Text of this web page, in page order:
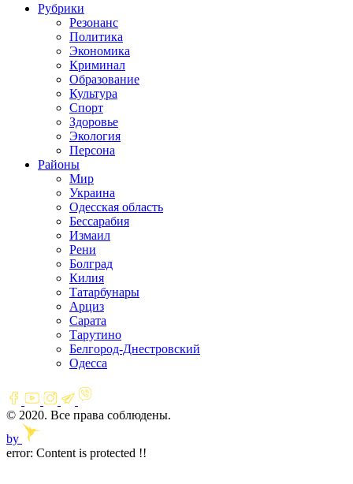
Рубрики
Резонанс
Политика
Экономика
Криминал
Образование
Культура
Спорт
Здоровье
Экология
Персона
Районы
Мир
Украина
Одесская область
Бессарабия
Измаил
Рени
Болград
Килия
Татарбунары
Арциз
Сарата
Тарутино
Белгород-Днестровский
Одесса
© 2020. Все права соблюдены.
by
error: Content is protected !!